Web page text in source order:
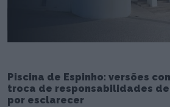
Piscina de Espinho: versões
troca de responsabilidades
por esclarecer